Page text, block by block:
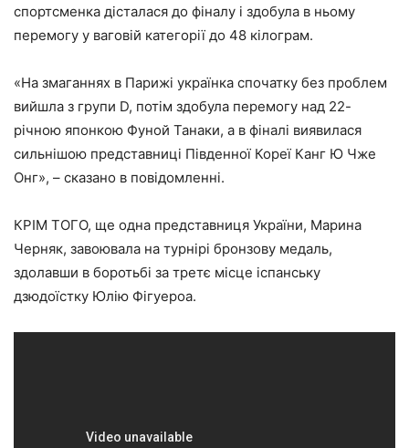
спортсменка дісталася до фіналу і здобула в ньому
перемогу у ваговій категорії до 48 кілограм.
«На змаганнях в Парижі українка спочатку без проблем
вийшла з групи D, потім здобула перемогу над 22-
річною японкою Фуной Танаки, а в фіналі виявилася
сильнішою представниці Південної Кореї Канг Ю Чже
Онг», – сказано в повідомленні.
КРІМ ТОГО, ще одна представниця України, Марина
Черняк, завоювала на турнірі бронзову медаль,
здолавши в боротьбі за третє місце іспанську
дзюдоїстку Юлію Фігуероа.